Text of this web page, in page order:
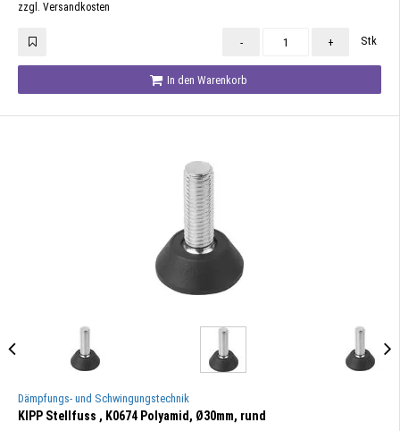
zzgl. Versandkosten
- + Stk
In den Warenkorb
Dämpfungs- und Schwingungstechnik
KIPP Stellfuss , K0674 Polyamid, Ø30mm, rund